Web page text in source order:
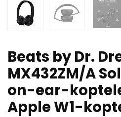
Beats by Dr.
MX432ZM/A
on-ear-
Apple W1-